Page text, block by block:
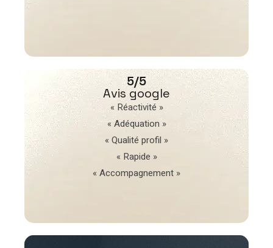
5/5
Avis google
« Réactivité »
« Adéquation »
« Qualité profil »
« Rapide »
« Accompagnement »